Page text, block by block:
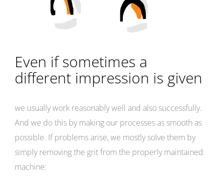
Even if sometimes a
different impression is given
we usually work reasonably well and also successfully.
And we do this by making our processes as smooth as
possible. If problems arise, we mostly solve them by
simply removing the grit from the properly maintained
machine: